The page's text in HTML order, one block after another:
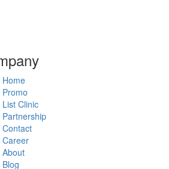
Home
Promo
List Clinic
Partnership
Contact
Career
About
Blog